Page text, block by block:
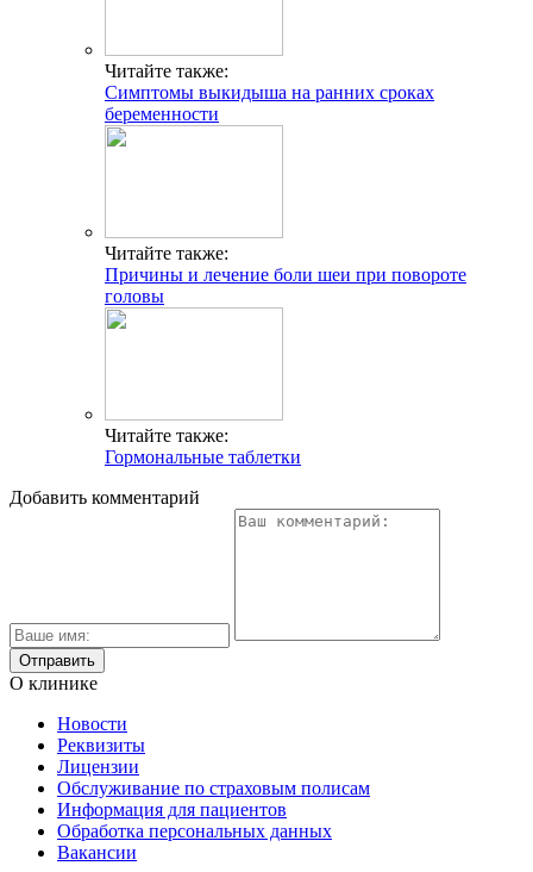
Читайте также:
Симптомы выкидыша на ранних сроках
беременности
Читайте также:
Причины и лечение боли шеи при повороте
головы
Читайте также:
Гормональные таблетки
Добавить комментарий
О клинике
Новости
Реквизиты
Лицензии
Обслуживание по страховым полисам
Информация для пациентов
Обработка персональных данных
Вакансии